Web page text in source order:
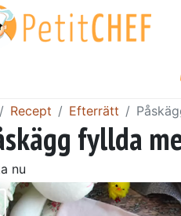
Recept Efterrätt
fyllda
nu